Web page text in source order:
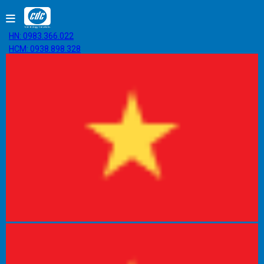
HN: 0983.366.022
HCM: 0938.898.328